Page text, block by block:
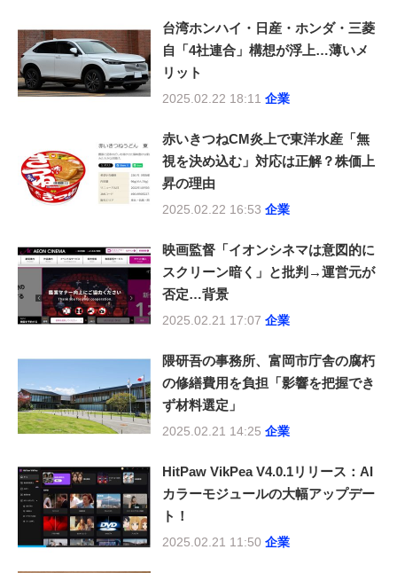
台湾ホンハイ・日産・ホンダ・三菱
自「4社連合」構想が浮上…薄いメ
リット
2025.02.22 18:11 企業
赤いきつねCM炎上で東洋水産「無
視を決め込む」対応は正解？株価上
昇の理由
2025.02.22 16:53 企業
映画監督「イオンシネマは意図的に
スクリーン暗く」と批判→運営元が
否定…背景
2025.02.21 17:07 企業
隈研吾の事務所、富岡市庁舎の腐朽
の修繕費用を負担「影響を把握でき
ず材料選定」
2025.02.21 14:25 企業
HitPaw VikPea V4.0.1リリース：AI
カラーモジュールの大幅アップデー
ト！
2025.02.21 11:50 企業